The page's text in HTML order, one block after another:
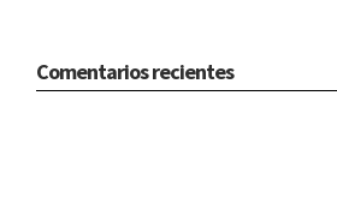
Comentarios recientes